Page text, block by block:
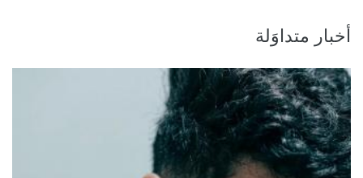
أخبار متداوَلة